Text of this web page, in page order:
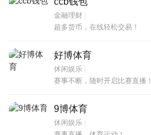
金融理财 |
超多货币，在线轻松交易！
好博体育
休闲娱乐 |
赛事不断，随时开启比赛直播！
9博体育
休闲娱乐 |